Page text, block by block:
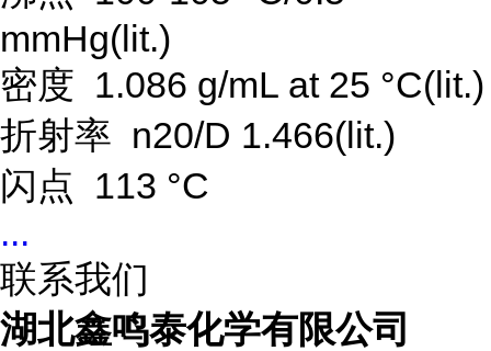
mmHg(lit.)
密度 1.086 g/mL at 25 °C(lit.)
折射率 n20/D 1.466(lit.)
闪点 113 °C
...
联系我们
湖北鑫鸣泰化学有限公司